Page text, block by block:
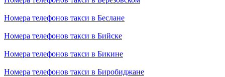
Номера телефонов такси в Беслане
Номера телефонов такси в Бийске
Номера телефонов такси в Бикине
Номера телефонов такси в Биробиджане